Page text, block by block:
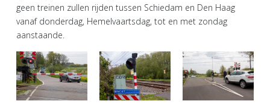
geen treinen zullen rijden tussen Schiedam en Den Haag
vanaf donderdag, Hemelvaartsdag, tot en met zondag
aanstaande.